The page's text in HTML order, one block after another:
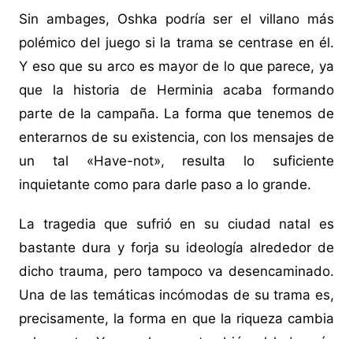
Sin ambages, Oshka podría ser el villano más
polémico del juego si la trama se centrase en él.
Y eso que su arco es mayor de lo que parece, ya
que la historia de Herminia acaba formando
parte de la campaña. La forma que tenemos de
enterarnos de su existencia, con los mensajes de
un tal «Have-not», resulta lo suficiente
inquietante como para darle paso a lo grande.
La tragedia que sufrió en su ciudad natal es
bastante dura y forja su ideología alrededor de
dicho trauma, pero tampoco va desencaminado.
Una de las temáticas incómodas de su trama es,
precisamente, la forma en que la riqueza cambia